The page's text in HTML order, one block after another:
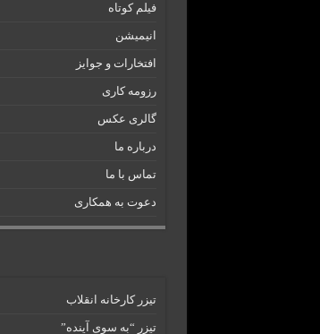
فیلم کوتاه
انیمیشن
افتخارات و جوایز
رزومه کاری
گالری عکس
درباره ما
تماس با ما
دعوت به همکاری
تیزر کارخانه انقلاب
تیزر “به سوی آینده”